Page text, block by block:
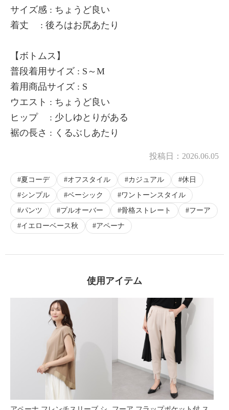
サイズ感 : ちょうど良い
着丈 : 後ろはお尻あたり
【ボトムス】
普段着用サイズ : S～M
着用商品サイズ : S
ウエスト : ちょうど良い
ヒップ : 少しゆとりがある
裾の長さ : くるぶしあたり
投稿日： 2026.06.05
夏コーデ オフスタイル カジュアル
休日
シンプル
ベーシック
ワントーンスタイル
パンツ
プルオーバー 骨格ストレート
フーア
イエローベース秋
アペーナ
使用アイテム